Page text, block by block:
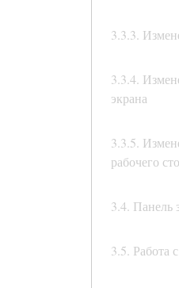
3.3.3.
3.3.4.
экрана
3.3.5.
рабочего
3.4. Панель
3.5. Работа